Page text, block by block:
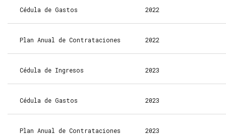
Cédula de Gastos 2022
Plan Anual de Contrataciones 2022
Cédula de Ingresos 2023
Cédula de Gastos 2023
Plan Anual de Contrataciones 2023